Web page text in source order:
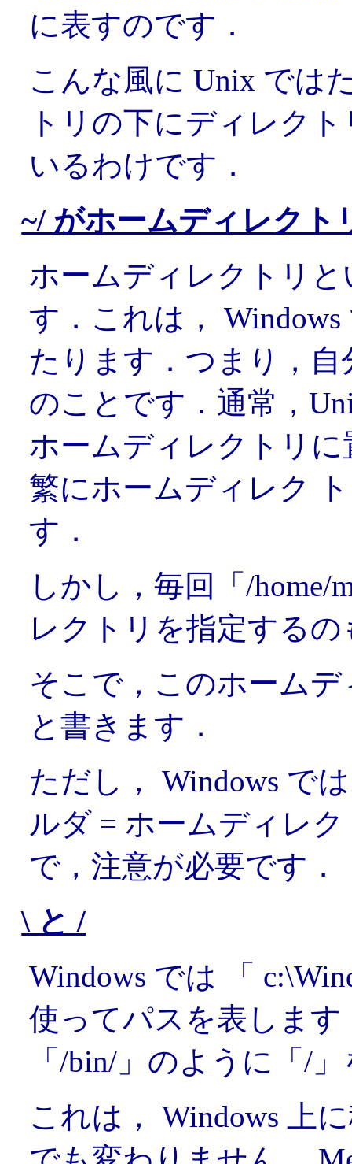
に表すのです．
こんな風に Unix では
トリの下にディレク
いるわけです．
~/ がホームディレクト
ホームディレクトリ
す．これは，
たります．つまり，
のことです．通常，
ホームディレクトリ
繁にホームディレク
す．
しかし，毎回「/home/
レクトリを指定する
そこで，このホーム
と書きます．
ただし， Windows で
ルダ = ホームディレ
で，注意が必要です．
\ と /
Windows では 「
使ってパスを表しま
「/bin/」のように「/
これは， Windows 上